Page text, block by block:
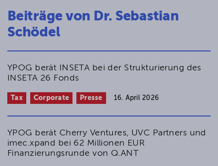
Keine Festsetzung der Abfindung im
Spruchverfahren aufgrund
mehrheitskonsensualer Schätzung
Nichtigkeit von Wahlbeschlüssen zum
Aufsichtsrat
EWiR 2013, 333–334 (gemeinsam mit Matthias
Schatz)
Untreuestraftaten von
satzungswidriger Abrechnung von
Sitzungsgeldern
Beiträge von Dr. Sebastian
Schödel
YPOG berät INSETA bei der Strukturierung des
INSETA 26 Fonds
Tax Corporate Presse 16. April 2026
YPOG berät Cherry Ventures, UVC Partners und
imec.xpand bei 62 Millionen EUR
Finanzierungsrunde von Q.ANT